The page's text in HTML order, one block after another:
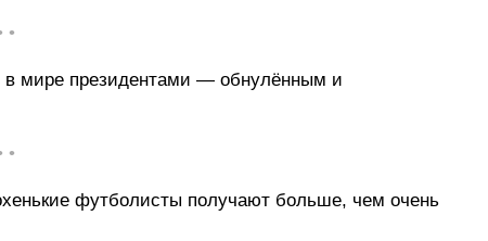
•
мире президентами — обнулённым и
•
футболисты получают больше, чем очень